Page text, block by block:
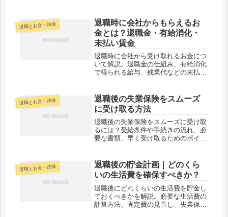
退職とお金・法律
退職時に会社からもらえるお
金とは？退職金・有給消化・
未払い賃金
退職時に会社から受け取れるお金につ
いて解説。退職金の仕組み、有給消化
で得られる給与、残業代などの未払い
退職とお金・法律
退職後の失業保険をスムーズ
に受け取る方法
退職後の失業保険をスムーズに受け取
るには？受給条件や手続きの流れ、必
要な書類、早く受け取るためのポイン
退職とお金・法律
退職後の貯金計画｜どのくら
いの生活費を確保すべきか？
退職後にどれくらいの生活費を貯金し
ておくべきかを解説。必要な生活費の
計算方法、固定費の見直し、失業保険